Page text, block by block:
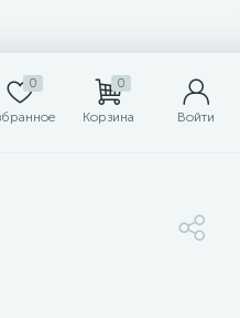
0 0
Корзина Войти